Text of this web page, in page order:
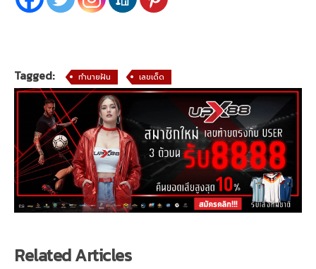
Tagged: ทำนายฝัน เลขเด็ด
Related Articles